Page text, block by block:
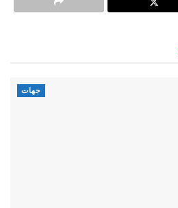
جهات